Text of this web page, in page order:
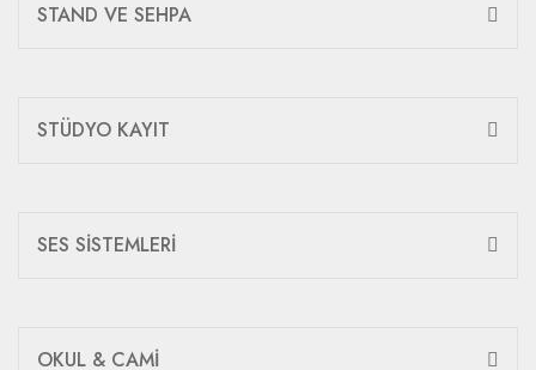
STAND VE SEHPA
STÜDYO KAYIT
SES SİSTEMLERİ
OKUL & CAMİ